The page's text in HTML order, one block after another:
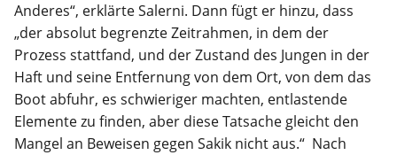
Anderes“, erklärte Salerni. Dann fügt er hinzu, dass
„der absolut begrenzte Zeitrahmen, in dem der
Prozess stattfand, und der Zustand des Jungen in der
Haft und seine Entfernung von dem Ort, von dem das
Boot abfuhr, es schwieriger machten, entlastende
Elemente zu finden, aber diese Tatsache gleicht den
Mangel an Beweisen gegen Sakik nicht aus.“ Nach